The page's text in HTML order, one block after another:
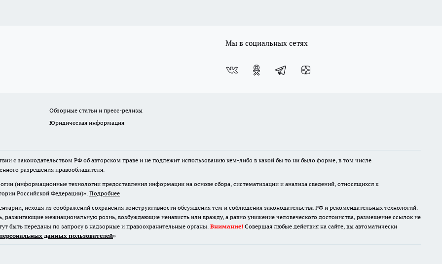
Мы в социальных сетях
Обзорные статьи и пресс-релизы
Юридическая информация
с законодательством РФ об авторском праве и не подлежит использованию кем-либо в какой бы то ни было форме, в том числе
разрешения правообладателя.
(информационные технологии предоставления информации на основе сбора, систематизации и анализа сведений, относящихся к
Российской Федерации)». Подробнее
исходя из соображений сохранения конструктивности обсуждения тем и соблюдения законодательства РФ и рекомендательных технологий.
межнациональную рознь, возбуждающие ненависть или вражду, а равно унижение человеческого достоинства, размещение ссылок не
быть переданы по запросу в надзорные и правоохранительные органы. Внимание! Совершая любые действия на сайте, вы автоматически
данных пользователей»